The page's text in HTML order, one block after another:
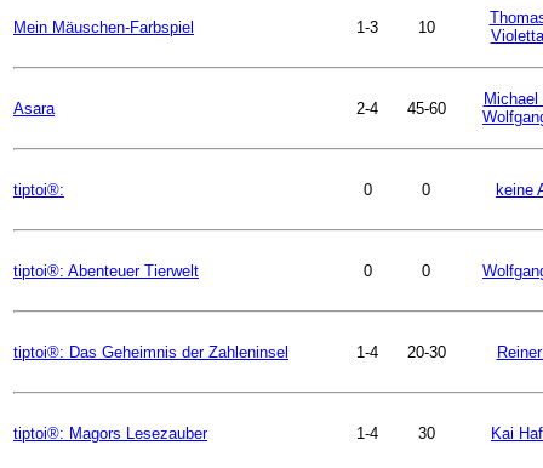
Mein Mäuschen-Farbspiel 1-3 10
Asara 2-4 45-60
tiptoi®: 0 0 keine
tiptoi®: Abenteuer Tierwelt 0 0
tiptoi®: Das Geheimnis der Zahleninsel 1-4 20-30
tiptoi®: Magors Lesezauber 1-4 30 Kai